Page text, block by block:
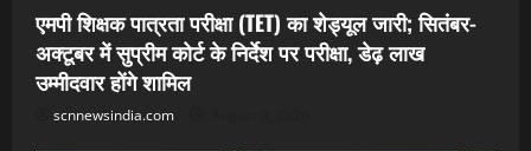
एमपी शिक्षक पात्रता परीक्षा (TET) का शेड्यूल जारी; सितंबर-
अक्टूबर में सुप्रीम कोर्ट के निर्देश पर परीक्षा, डेढ़ लाख
उम्मीदवार होंगे शामिल
scnnewsindia.com